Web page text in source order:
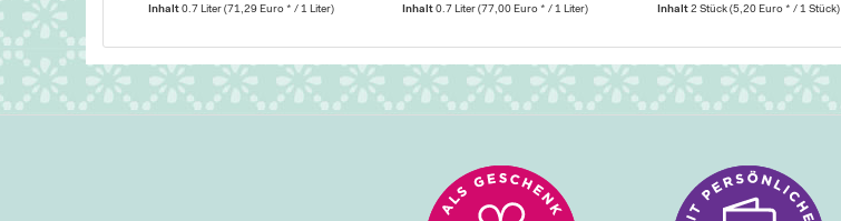
Inhalt0.7 Liter(71,29 Euro * / 1 Liter) Inhalt 0.7 Liter (77,00 Euro * / 1 Liter) Inhalt 2 Stück (5,20 Euro * / 1 Stück)